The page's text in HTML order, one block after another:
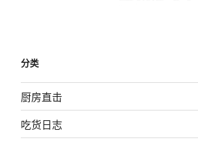
分类
厨房直击
吃货日志